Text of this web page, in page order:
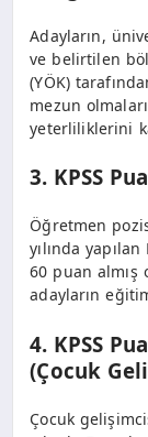
Adayların,
ve belirtilen
(YÖK)
mezun
yeterliliklerini
3. KPSS
Öğretmen
yılında
60 puan almış
adayların
4. KPSS
(Çocuk
Çocuk